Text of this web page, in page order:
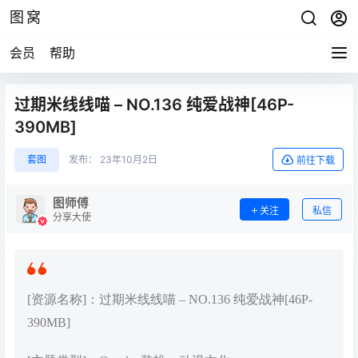
图窝
会员 帮助
过期米线线喵 – NO.136 纯爱战神[46P-
390MB]
套图 发布： 23年10月2日 前往下载
图师傅
分享大使
关注 私信
[资源名称]：过期米线线喵 – NO.136 纯爱战神[46P-
390MB]